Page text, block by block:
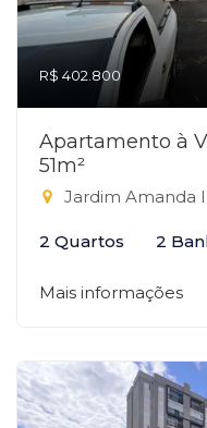
R$ 402.800
Apartamento à
51m²
Jardim Amanda
2 Quartos 2
Mais informações